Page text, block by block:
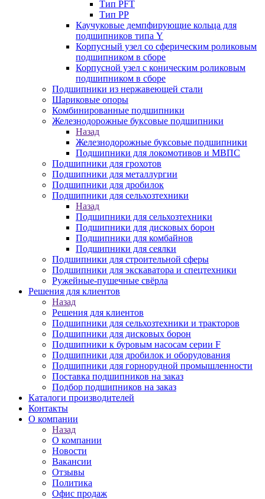
Тип PFT
Тип PP
Каучуковые демпфирующие кольца для
подшипников типа Y
Корпусный узел со сферическим роликовым
подшипником в сборе
Корпусной узел с коническим роликовым
подшипником в сборе
Подшипники из нержавеющей стали
Шариковые опоры
Комбинированные подшипники
Железнодорожные буксовые подшипники
Назад
Железнодорожные буксовые подшипники
Подшипники для локомотивов и МВПС
Подшипники для грохотов
Подшипники для металлургии
Подшипники для дробилок
Подшипники для сельхозтехники
Назад
Подшипники для сельхозтехники
Подшипники для дисковых борон
Подшипники для комбайнов
Подшипники для сеялки
Подшипники для строительной сферы
Подшипники для экскаватора и спецтехники
Ружейные-пушечные свёрла
Решения для клиентов
Назад
Решения для клиентов
Подшипники для сельхозтехники и тракторов
Подшипники для дисковых борон
Подшипники к буровым насосам серии F
Подшипники для дробилок и оборудования
Подшипники для горнорудной промышленности
Поставка подшипников на заказ
Подбор подшипников на заказ
Каталоги производителей
Контакты
О компании
Назад
О компании
Новости
Вакансии
Отзывы
Политика
Офис продаж